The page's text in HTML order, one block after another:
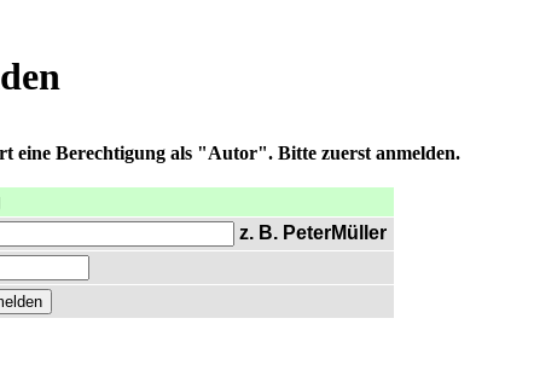
eine Berechtigung als "Autor". Bitte zuerst anmelden.
z. B. PeterMüller